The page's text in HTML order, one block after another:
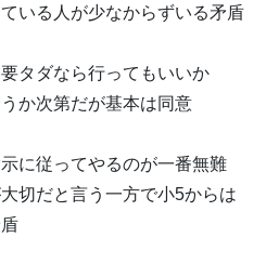
いる人が少なからずいる矛盾
タダなら行ってもいいか
か次第だが基本は同意
に従ってやるのが一番無難
切だと言う一方で小5からは